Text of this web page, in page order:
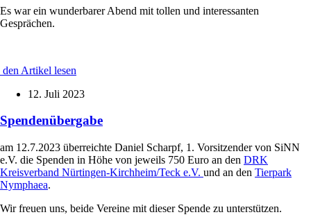
Es war ein wunderbarer Abend mit tollen und interessanten
Gesprächen.
den Artikel lesen
12. Juli 2023
Spendenübergabe
am 12.7.2023 überreichte Daniel Scharpf, 1. Vorsitzender von SiNN
e.V. die Spenden in Höhe von jeweils 750 Euro an den DRK
Kreisverband Nürtingen-Kirchheim/Teck e.V. und an den Tierpark
Nymphaea.
Wir freuen uns, beide Vereine mit dieser Spende zu unterstützen.